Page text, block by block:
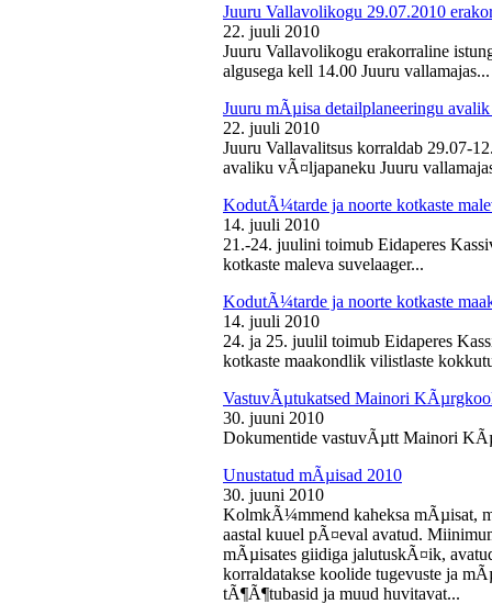
Juuru Vallavolikogu 29.07.2010
22. juuli 2010
Juuru Vallavolikogu erakorraline
algusega kell 14.00 Juuru vallamajas...
Juuru mÃµisa detailplaneeringu
22. juuli 2010
Juuru Vallavalitsus korraldab 29.07-
avaliku vÃ¤ljapaneku Juuru
KodutÃ¼tarde ja noorte kotkaste
14. juuli 2010
21.-24. juulini toimub Eidaperes
kotkaste maleva suvelaager...
KodutÃ¼tarde ja noorte kotkaste
14. juuli 2010
24. ja 25. juulil toimub Eidaperes
kotkaste maakondlik vilistlaste
VastuvÃµtukatsed Mainori
30. juuni 2010
Dokumentide vastuvÃµtt Mainori
Unustatud mÃµisad 2010
30. juuni 2010
KolmkÃ¼mmend kaheksa mÃµisat,
aastal kuuel pÃ¤eval avatud.
mÃµisates giidiga jalutuskÃ¤ik,
korraldatakse koolide tugevuste ja
tÃ¶Ã¶tubasid ja muud huvitavat...